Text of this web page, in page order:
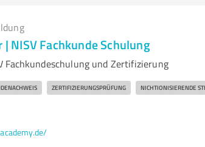
NISV Fachkunde Schulung
Fachkundeschulung und Zertifizierung
ZERTIFIZIERUNGSPRÜFUNG NICHTIONISIERENDE